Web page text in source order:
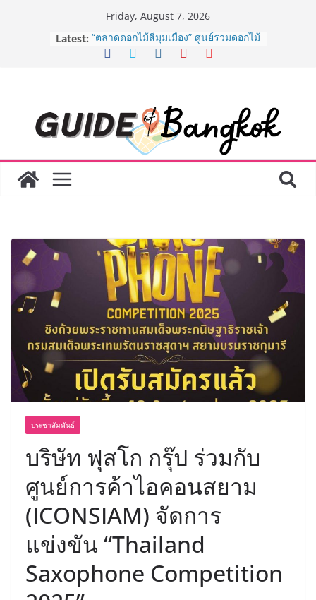
Friday, August 7, 2026
Latest: “ตลาดดอกไม้สี่มุมเมือง” ศูนย์รวมดอกไม้
สด ดอกไม้ประดิษฐ์ พวงมาลัย และสังฆ
ครั้งแรกของไทย ส่งอุปกรณ์วิทยาศาสตร์
“CE-7 MATCH” ฝีมือคนไทย ร่วมภารกิจ
สำรวจดวงจันทร์ 24 สิงหาคมนี้
8.8 “ซูเลียน” รวมพลังนักธุรกิจทั่ว
ประเทศ จัดประชุมใหญ่แห่งปี พบ CEO
อร่อย ยกเมนูระดับตำนาน “ข้าวหน้าไก่
ราชวงศ์” พุ่งทะยานสู่น่านฟ้า
BEDO เดินหน้าจัดกิจกรรมเจรจาธุรกิจ
“BIO TRADE CONNECT 2026” ยก
ระดับผลิตภัณฑ์ท้องถิ่นสู่ตลาดเชิง
พาณิชย์อย่างยั่งยืน
ประชาสัมพันธ์
บริษัท ฟุสโก กรุ๊ป ร่วมกับ
ศูนย์การค้าไอคอนสยาม
(ICONSIAM) จัดการ
แข่งขัน “Thailand
Saxophone Competition